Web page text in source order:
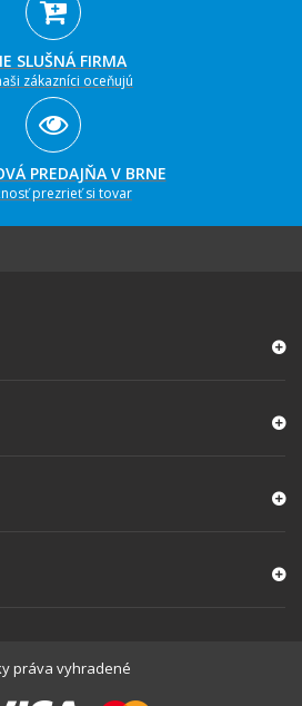
SLUŠNÁ FIRMA
zákazníci oceňujú
PREDAJŇA V BRNE
prezrieť si tovar
práva vyhradené